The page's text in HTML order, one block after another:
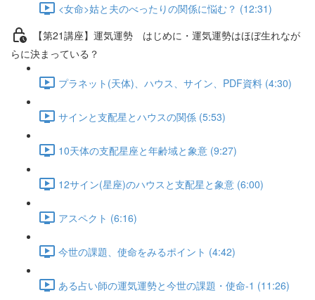
<女命>姑と夫のべったりの関係に悩む？ (12:31)
【第21講座】運気運勢 はじめに・運気運勢はほぼ生れなが
らに決まっている？
プラネット(天体)、ハウス、サイン、PDF資料 (4:30)
サインと支配星とハウスの関係 (5:53)
10天体の支配星座と年齢域と象意 (9:27)
12サイン(星座)のハウスと支配星と象意 (6:00)
アスペクト (6:16)
今世の課題、使命をみるポイント (4:42)
ある占い師の運気運勢と今世の課題・使命-1 (11:26)